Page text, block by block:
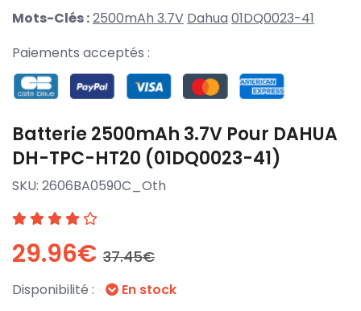
Mots-Clés :2500mAh 3.7V Dahua 01DQ0023-41
Paiements acceptés :
Batterie 2500mAh 3.7V Pour DAHUA
DH-TPC-HT20 (01DQ0023-41)
SKU: 2606BA0590C_Oth
29.96€ 37.45€
Disponibilité : En stock